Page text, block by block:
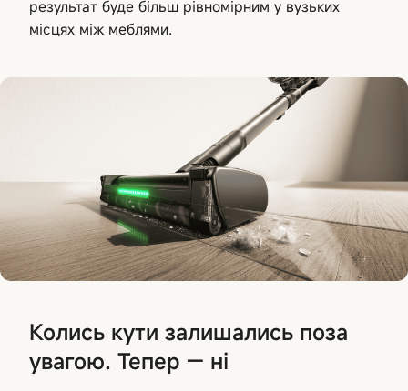
результат буде більш рівномірним у вузьких
місцях між меблями.
Колись кути залишались поза
увагою. Тепер — ні